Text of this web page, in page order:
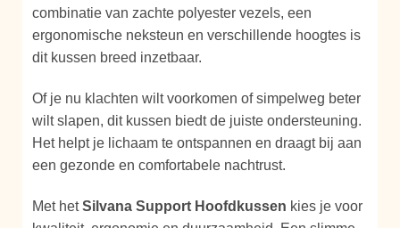
combinatie van zachte polyester vezels, een
ergonomische neksteun en verschillende hoogtes is
dit kussen breed inzetbaar.
Of je nu klachten wilt voorkomen of simpelweg beter
wilt slapen, dit kussen biedt de juiste ondersteuning.
Het helpt je lichaam te ontspannen en draagt bij aan
een gezonde en comfortabele nachtrust.
Met hetSilvana Support Hoofdkussen kies je voor